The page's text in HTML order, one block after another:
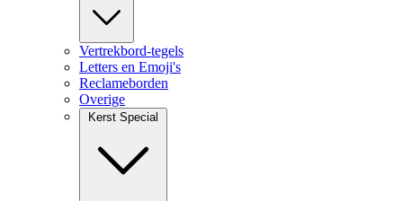
Vertrekbord-tegels
Letters en Emoji's
Reclameborden
Overige
Kerst Special